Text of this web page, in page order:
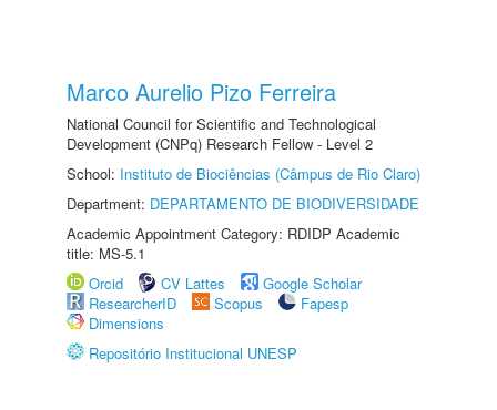
Marco Aurelio Pizo Ferreira
National Council for Scientific and Technological
Development (CNPq) Research Fellow - Level 2
School: Instituto de Biociências (Câmpus de Rio Claro)
Department: DEPARTAMENTO DE BIODIVERSIDADE
Academic Appointment Category: RDIDP Academic
title: MS-5.1
Orcid
CV Lattes
Google Scholar
ResearcherID
Scopus
Fapesp
Dimensions
Repositório Institucional UNESP